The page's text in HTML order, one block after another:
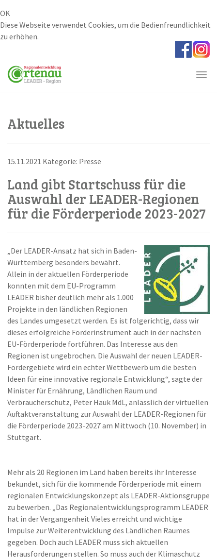
OK
Diese Webseite verwendet Cookies, um die Bedienfreundlichkeit
zu erhöhen.
main
content
Aktuelles
15.11.2021 Kategorie: Presse
Land gibt Startschuss für die
Auswahl der LEADER-Regionen
für die Förderperiode 2023-2027
„Der LEADER-Ansatz hat sich in Baden-
Württemberg besonders bewährt.
Allein in der aktuellen Förderperiode
konnten mit dem EU-Programm
LEADER bisher deutlich mehr als 1.000
Projekte in den ländlichen Regionen
des Landes umgesetzt werden. Es ist folgerichtig, dass wir
dieses erfolgreiche Förderinstrument auch in der nächsten
EU-Förderperiode fortführen. Das Interesse aus den
Regionen ist ungebrochen. Die Auswahl der neuen LEADER-
Fördergebiete wird ein echter Wettbewerb um die besten
Ideen für eine innovative regionale Entwicklung“, sagte der
Minister für Ernährung, Ländlichen Raum und
Verbraucherschutz, Peter Hauk MdL, anlässlich der virtuellen
Auftaktveranstaltung zur Auswahl der LEADER-Regionen für
die Förderperiode 2023-2027 am Mittwoch (10. November) in
Stuttgart.
Mehr als 20 Regionen im Land haben bereits ihr Interesse
bekundet, sich für die kommende Förderperiode mit einem
regionalen Entwicklungskonzept als LEADER-Aktionsgruppe
zu bewerben. „Das Regionalentwicklungsprogramm LEADER
hat in der Vergangenheit Vieles erreicht und wichtige
Impulse zur Weiterentwicklung des Ländlichen Raumes
gegeben. Doch auch LEADER muss sich aktuellen
Herausforderungen stellen. So muss auch der Klimaschutz